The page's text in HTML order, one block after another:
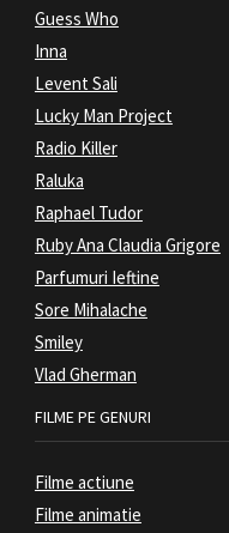
Guess Who
Inna
Levent Sali
Lucky Man Project
Radio Killer
Raluka
Raphael Tudor
Ruby Ana Claudia Grigore
Parfumuri Ieftine
Sore Mihalache
Smiley
Vlad Gherman
FILME PE GENURI
Filme actiune
Filme animatie